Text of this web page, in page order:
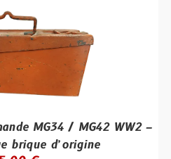
MG34 / MG42 WW2 –
brique d’origine